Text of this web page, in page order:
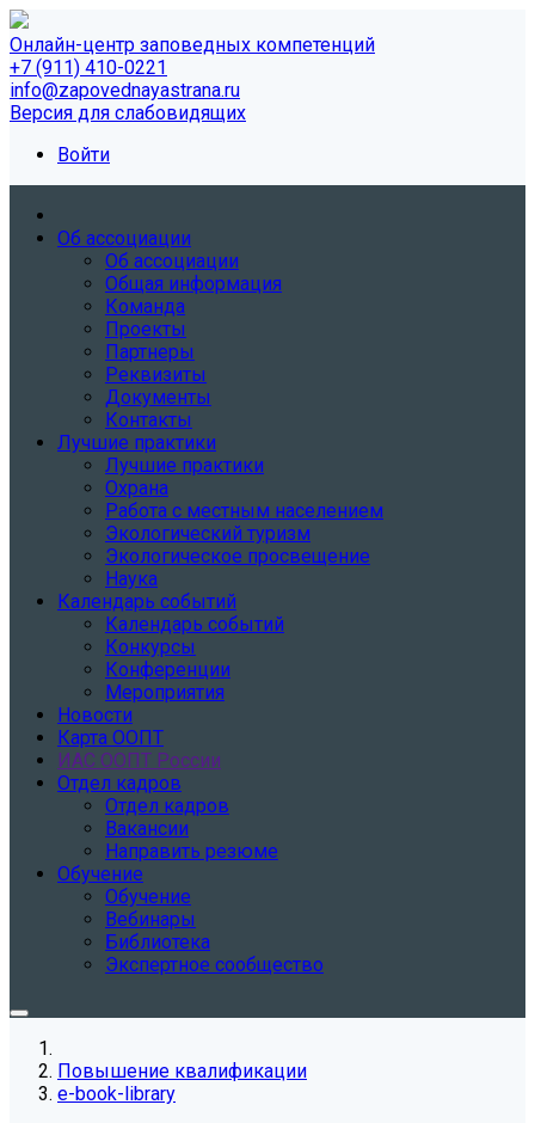
Онлайн-центр заповедных компетенций
+7 (911) 410-0221
info@zapovednayastrana.ru
Версия для слабовидящих
Войти
Об ассоциации
Об ассоциации
Общая информация
Команда
Проекты
Партнеры
Реквизиты
Документы
Контакты
Лучшие практики
Лучшие практики
Охрана
Работа с местным населением
Экологический туризм
Экологическое просвещение
Наука
Календарь событий
Календарь событий
Конкурсы
Конференции
Мероприятия
Новости
Карта ООПТ
ИАС ООПТ России
Отдел кадров
Отдел кадров
Вакансии
Направить резюме
Обучение
Обучение
Вебинары
Библиотека
Экспертное сообщество
Повышение квалификации
e-book-library